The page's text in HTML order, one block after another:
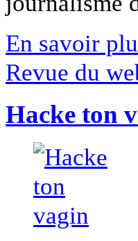
En savoir
Revue du
Hacke ton